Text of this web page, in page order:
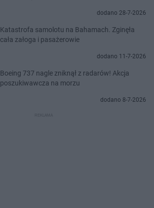
dodano 28-7-2026
Katastrofa samolotu na Bahamach. Zginęła
cała załoga i pasażerowie
dodano 11-7-2026
Boeing 737 nagle zniknął z radarów! Akcja
poszukiwawcza na morzu
dodano 8-7-2026